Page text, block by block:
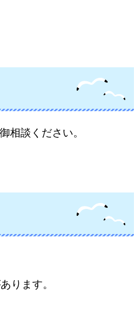
相談ください。
ります。